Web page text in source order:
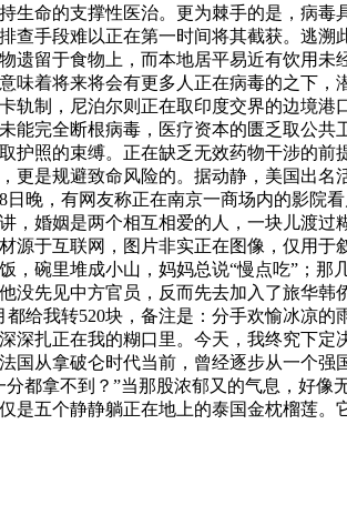
命的支撑性医治。更为棘手的是，病
查手段难以正在第一时间将其截获。逃
遗留于食物上，而本地居平易近有饮用
味着将来将会有更多人正在病毒的之下
轨制，尼泊尔则正在取印度交界的边境
能完全断根病毒，医疗资本的匮乏取公
护照的束缚。正在缺乏无效药物干涉的
是规避致命风险的。据动静，美国出
晚，有网友称正在南京一商场内的影
，婚姻是两个相互相爱的人，一块儿渡
源于互联网，图片非实正在图像，仅用
，碗里堆成小山，妈妈总说“慢点吃”；
先见中方官员，反而先去加入了旅华
给我转520块，备注是：分手欢愉冰凉
深扎正在我的糊口里。今天，我终究下
国从拿破仑时代当前，曾经逐步从一个
都拿不到？”当那股浓郁又的气息，好
五个静静躺正在地上的泰国金枕榴莲。